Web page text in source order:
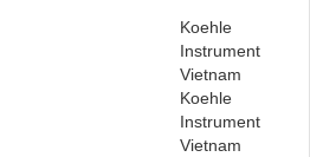
Koehle
Instrument
Vietnam
Koehle
Instrument
Vietnam